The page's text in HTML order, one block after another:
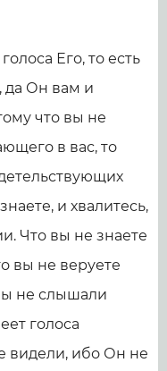
Его, то есть
да Он вам и
что вы не
в вас, то
и хвалитесь,
Что вы не знаете
вы не веруете
не слышали
голоса
видели, ибо Он не